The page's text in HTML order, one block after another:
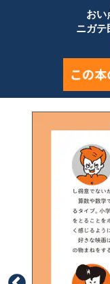
おい
ニガテ